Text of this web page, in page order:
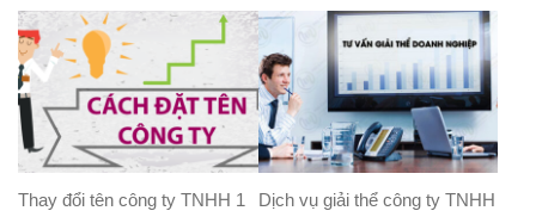
Thay đổi tên công ty TNHH 1
Dịch vụ giải thể công ty TNHH